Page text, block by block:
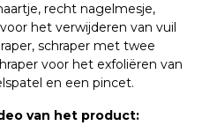
recht nagelmesje,
het verwijderen van vuil
schraper met twee
voor het exfoliëren van
en een pincet.
van het product: